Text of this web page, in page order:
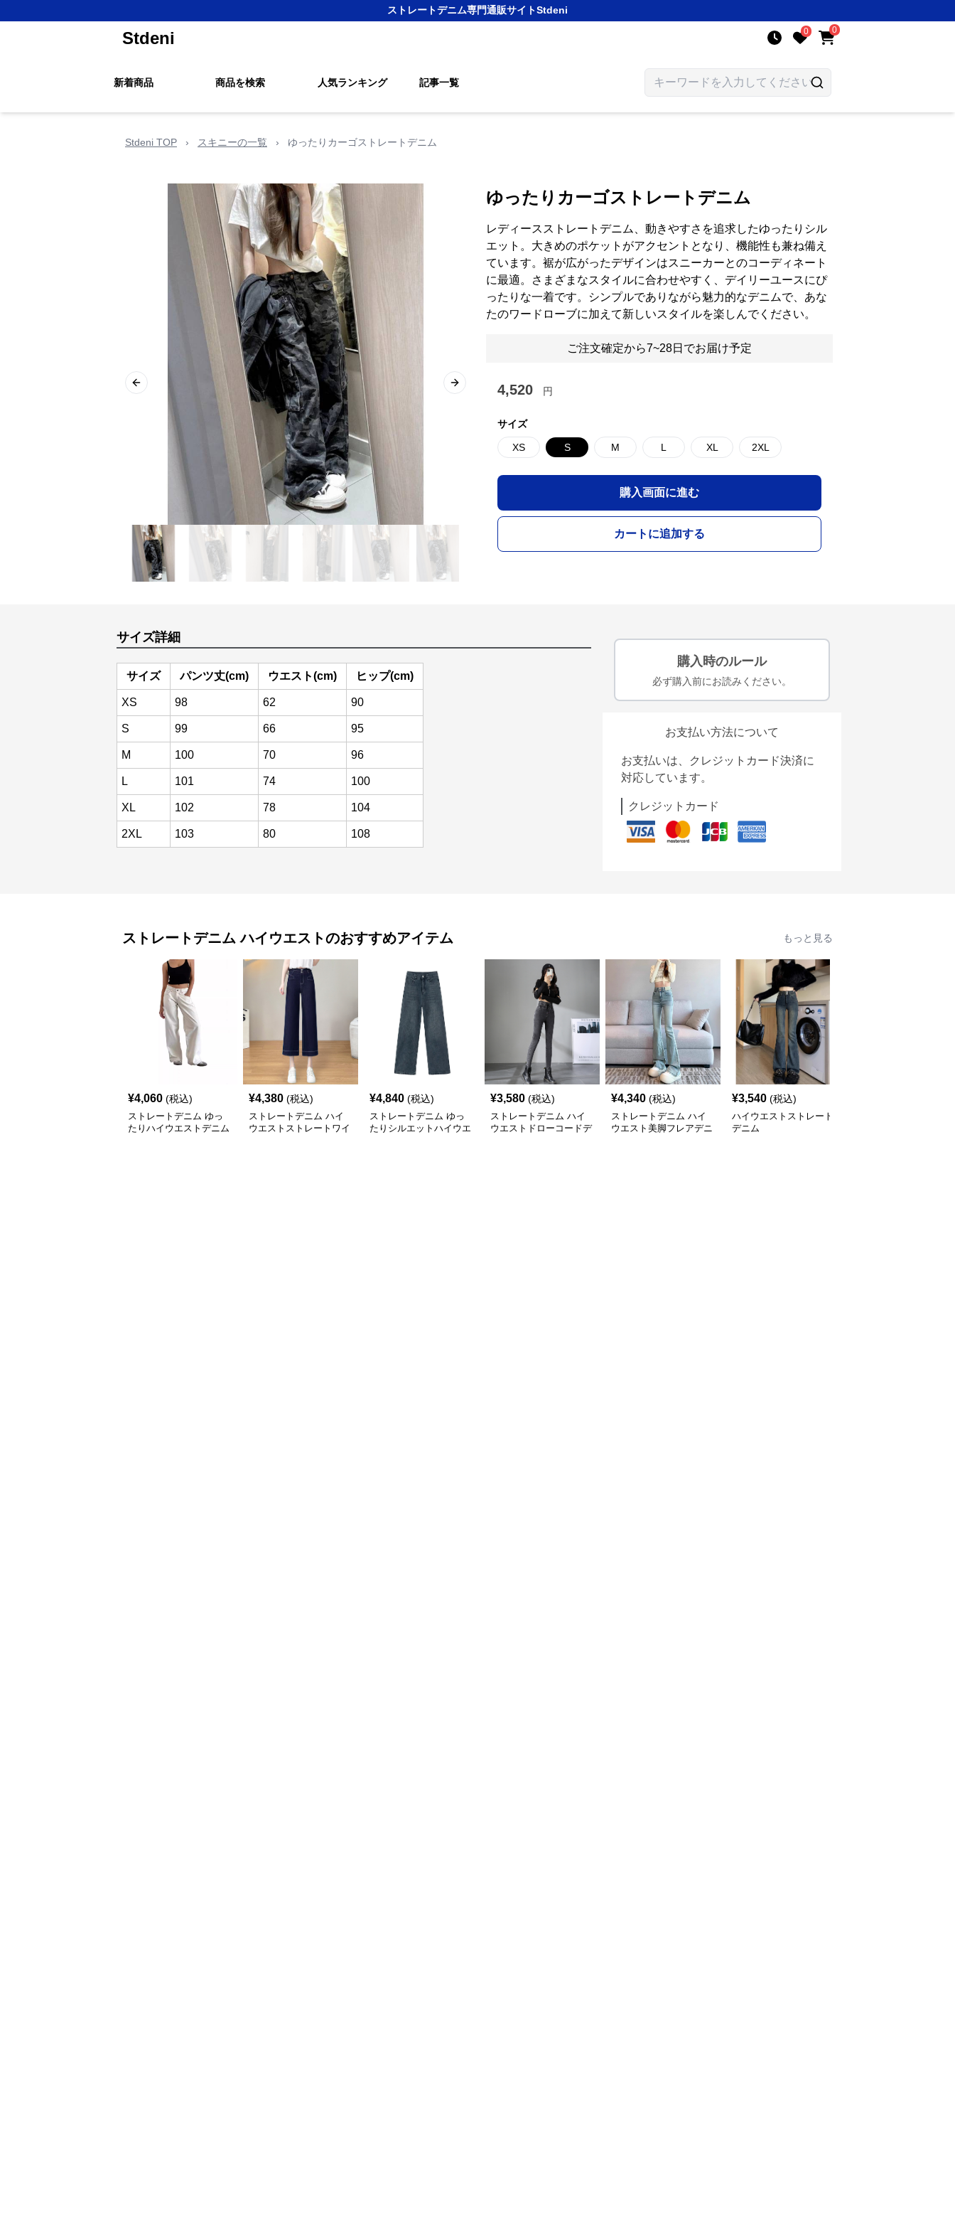
ストレートデニム専門通販サイトStdeni
Stdeni 0 0
新着商品 商品を検索 人気ランキング 記事一覧
Stdeni TOP › スキニーの一覧 › ゆったりカーゴストレートデニム
Previous slide Next slide
ゆったりカーゴストレートデニム
レディースストレートデニム、動きやすさを追求したゆったりシル
エット。大きめのポケットがアクセントとなり、機能性も兼ね備え
ています。裾が広がったデザインはスニーカーとのコーディネート
に最適。さまざまなスタイルに合わせやすく、デイリーユースにぴ
ったりな一着です。シンプルでありながら魅力的なデニムで、あな
たのワードローブに加えて新しいスタイルを楽しんでください。
ご注文確定から7~28日でお届け予定
4,520 円
サイズ
XS S M L XL 2XL
購入画面に進む
カートに追加する
サイズ詳細
サイズ パンツ丈(cm) ウエスト(cm) ヒップ(cm)
XS 98 62 90
S 99 66 95
M 100 70 96
L 101 74 100
XL 102 78 104
2XL 103 80 108
購入時のルール
必ず購入前にお読みください。
お支払い方法について
お支払いは、クレジットカード決済に
対応しています。
クレジットカード
ストレートデニム ハイウエストのおすすめアイテム もっと見る
¥4,060 (税込)
ストレートデニム ゆっ
たりハイウエストデニム
¥4,380 (税込)
ストレートデニム ハイ
ウエストストレートワイ
¥4,840 (税込)
ストレートデニム ゆっ
たりシルエットハイウエ
¥3,580 (税込)
ストレートデニム ハイ
ウエストドローコードデ
¥4,340 (税込)
ストレートデニム ハイ
ウエスト美脚フレアデニ
¥3,540 (税込)
ハイウエストストレート
デニム